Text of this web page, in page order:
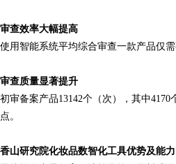
审查效率大幅提高
使用智能系统平均综合审查一款产品仅
审查质量显著提升
初审备案产品13142个（次），其中4170
点。
香山研究院化妆品数智化工具优势及能力